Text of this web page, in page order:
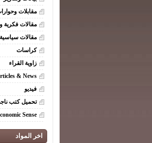
مقابلات
مقالات فكرية
مقالات سياسية
كراسات
زاوية القراء
& News
فيديو
تحميل كتب
Sense
اخر المواد